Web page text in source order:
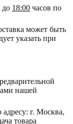
до 18:00 часов по
может быть
указать при
нашей
адресу: г. Москва,
товара